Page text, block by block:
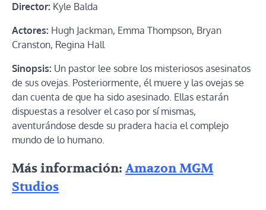
Director: Kyle Balda
Actores: Hugh Jackman, Emma Thompson, Bryan
Cranston, Regina Hall
Sinopsis: Un pastor lee sobre los misteriosos asesinatos
de sus ovejas. Posteriormente, él muere y las ovejas se
dan cuenta de que ha sido asesinado. Ellas estarán
dispuestas a resolver el caso por sí mismas,
aventurándose desde su pradera hacia el complejo
mundo de lo humano.
Más información:Amazon MGM
Studios